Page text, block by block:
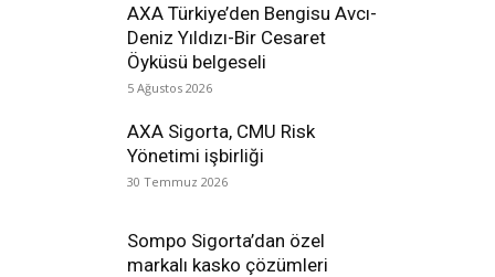
AXA Türkiye’den Bengisu Avcı-
Deniz Yıldızı-Bir Cesaret
Öyküsü belgeseli
5 Ağustos 2026
AXA Sigorta, CMU Risk
Yönetimi işbirliği
30 Temmuz 2026
Sompo Sigorta’dan özel
markalı kasko çözümleri